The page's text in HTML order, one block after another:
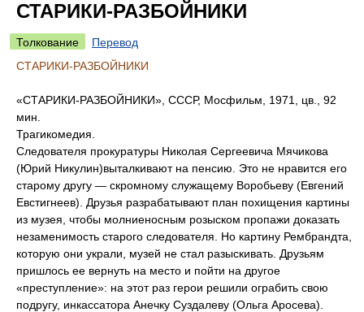
СТАРИКИ-РАЗБОЙНИКИ
Толкование
Перевод
СТАРИКИ-РАЗБОЙНИКИ
«СТАРИКИ-РАЗБОЙНИКИ», СССР, Мосфильм, 1971, цв., 92
мин.
Трагикомедия.
Следователя прокуратуры Николая Сергеевича Мячикова
(Юрий Никулин)выталкивают на пенсию. Это не нравится его
старому другу — скромному служащему Воробьеву (Евгений
Евстигнеев). Друзья разрабатывают план похищения картины
из музея, чтобы молниеносным розыском пропажи доказать
незаменимость старого следователя. Но картину Рембрандта,
которую они украли, музей не стал разыскивать. Друзьям
пришлось ее вернуть на место и пойти на другое
«преступление»: на этот раз герои решили ограбить свою
подругу, инкассатора Анечку Суздалеву (Ольга Аросева).